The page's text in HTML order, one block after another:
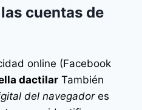
cuentas de
online (Facebook
dactilar También
del navegadores